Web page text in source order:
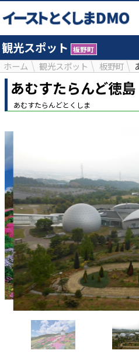
観光スポット 板野町
ホーム 観光スポット 板野町
あむすたらんど徳島
あむすたらんどとくしま